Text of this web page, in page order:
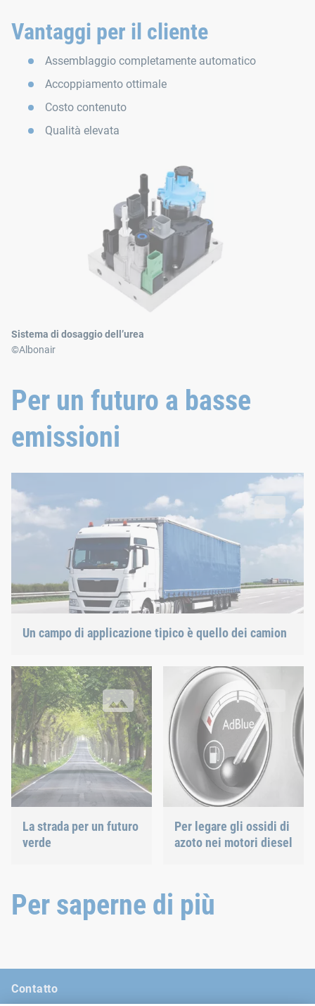
Vantaggi per il cliente
Assemblaggio completamente automatico
Accoppiamento ottimale
Costo contenuto
Qualità elevata
Sistema di dosaggio dell’urea
©Albonair
Per un futuro a basse
emissioni
Un campo di applicazione tipico è quello dei camion
Un campo di applicazione tipico è quello dei camion
La strada per un futuro
verde
La strada per un futuro verde
Per legare gli ossidi di
azoto nei motori diesel
Per legare gli ossidi di azoto
Per saperne di più
Contatto